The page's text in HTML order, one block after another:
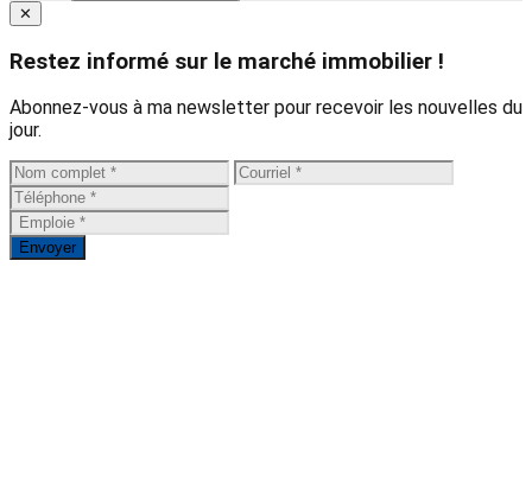
Close
✕
Restez informé sur le marché immobilier !
Abonnez-vous à ma newsletter pour recevoir les nouvelles du
jour.
Envoyer